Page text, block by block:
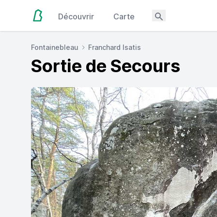
Découvrir Carte
Fontainebleau Franchard Isatis
Sortie de Secours